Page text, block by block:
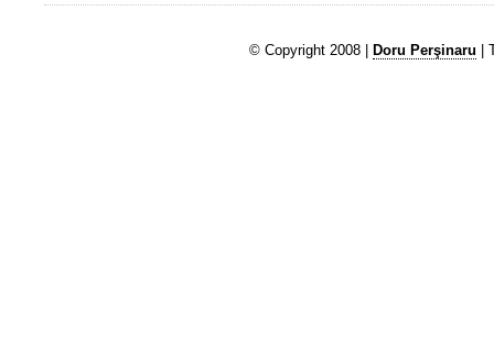
© Copyright 2008 | Doru Perşinaru |